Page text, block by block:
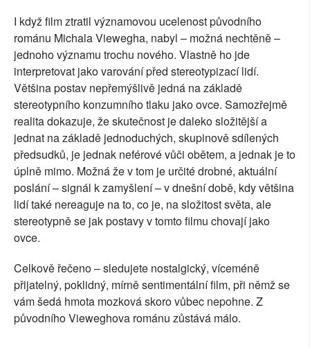
I když film ztratil významovou ucelenost původního
románu Michala Viewegha, nabyl – možná nechtěně –
jednoho významu trochu nového. Vlastně ho jde
interpretovat jako varování před stereotypizací lidí.
Většina postav nepřemýšlivě jedná na základě
stereotypního konzumního tlaku jako ovce. Samozřejmě
realita dokazuje, že skutečnost je daleko složitější a
jednat na základě jednoduchých, skupinově sdílených
předsudků, je jednak neférové vůči obětem, a jednak je to
úplně mimo. Možná že v tom je určité drobné, aktuální
poslání – signál k zamyšlení – v dnešní době, kdy většina
lidí také nereaguje na to, co je, na složitost světa, ale
stereotypně se jak postavy v tomto filmu chovají jako
ovce.
Celkově řečeno – sledujete nostalgický, víceméně
přijatelný, poklidný, mírně sentimentální film, při němž se
vám šedá hmota mozková skoro vůbec nepohne. Z
původního Vieweghova románu zůstává málo.